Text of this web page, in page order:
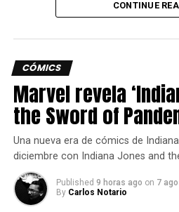
El Pase de temporada 2 incluirá
paquetes de contenido
CONTINUE
CÓMICS
Marvel revela
the Sword of
Una nueva era de cómics de
diciembre con Indiana Jones and
Published 9 horas ago on 7
By Carlos Notario